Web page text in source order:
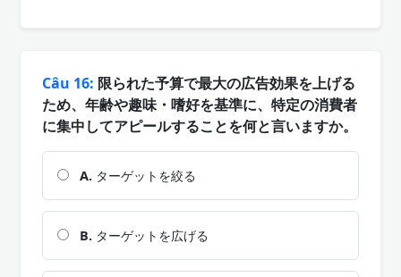
Câu 16: 限られた予算で最大の広告効果を上げる
ため、年齢や趣味・嗜好を基準に、特定の消費者
に集中してアピールすることを何と言いますか。
A. ターゲットを絞る
B. ターゲットを広げる